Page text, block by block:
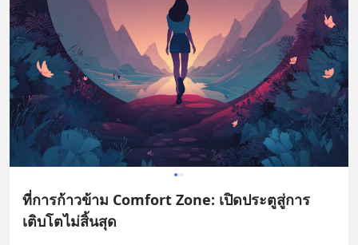
ที่การก้าวข้าม Comfort Zone: เปิดประตูสู่การ
เติบโตไม่สิ้นสุด